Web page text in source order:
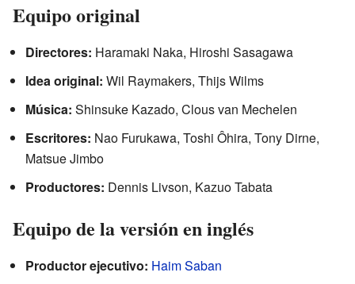
Equipo original
Directores: Haramaki Naka, Hiroshi Sasagawa
Idea original: Wil Raymakers, Thijs Wilms
Música: Shinsuke Kazado, Clous van Mechelen
Escritores: Nao Furukawa, Toshi Ôhira, Tony Dirne,
Matsue Jimbo
Productores: Dennis Livson, Kazuo Tabata
Equipo de la versión en inglés
Productor ejecutivo: Haim Saban